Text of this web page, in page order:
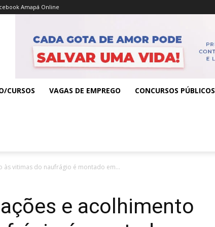
Amapá Online
CURSOS VAGAS DE EMPREGO CONCURSOS PÚBLICOS
vitimas do naufrágio é montado em...
e acolhimento